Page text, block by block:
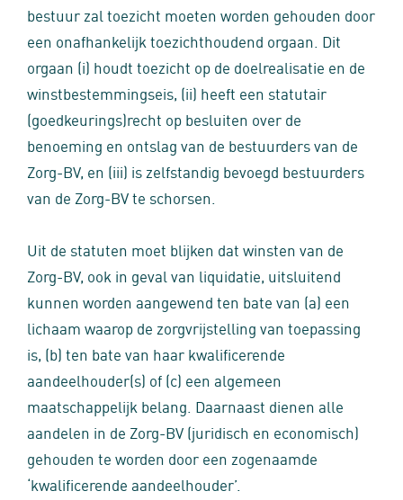
bestuur zal toezicht moeten worden gehouden door
een onafhankelijk toezichthoudend orgaan. Dit
orgaan (i) houdt toezicht op de doelrealisatie en de
winstbestemmingseis, (ii) heeft een statutair
(goedkeurings)recht op besluiten over de
benoeming en ontslag van de bestuurders van de
Zorg-BV, en (iii) is zelfstandig bevoegd bestuurders
van de Zorg-BV te schorsen.
Uit de statuten moet blijken dat winsten van de
Zorg-BV, ook in geval van liquidatie, uitsluitend
kunnen worden aangewend ten bate van (a) een
lichaam waarop de zorgvrijstelling van toepassing
is, (b) ten bate van haar kwalificerende
aandeelhouder(s) of (c) een algemeen
maatschappelijk belang. Daarnaast dienen alle
aandelen in de Zorg-BV (juridisch en economisch)
gehouden te worden door een zogenaamde
‘kwalificerende aandeelhouder’.